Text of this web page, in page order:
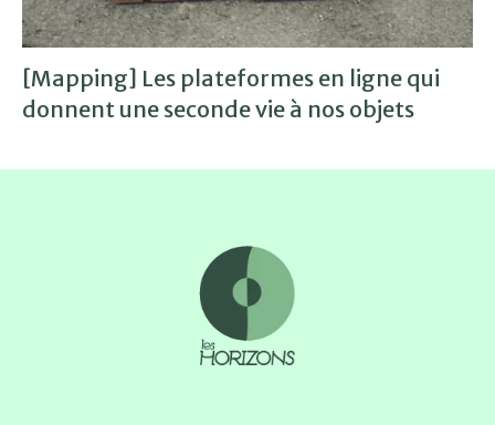
[Mapping] Les plateformes en ligne qui
donnent une seconde vie à nos objets